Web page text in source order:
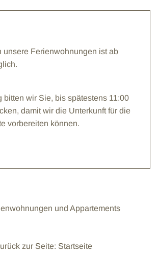
unsere Ferienwohnungen ist ab
bitten wir Sie, bis spätestens 11:00
damit wir die Unterkunft für die
vorbereiten können.
und Appartements
zur Seite: Startseite